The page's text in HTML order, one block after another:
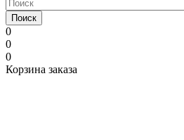
Поиск
0
0
0
Корзина заказа